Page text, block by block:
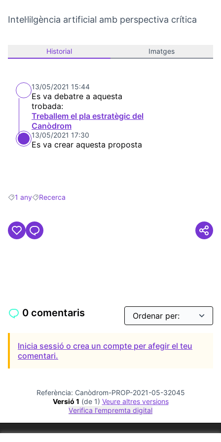
Intel·lilgència artificial amb perspectiva crítica
Historial Imatges
13/05/2021 15:44
Es va debatre a aquesta
trobada:
Treballem el pla estratègic del
Canòdrom
13/05/2021 17:30
Es va crear aquesta proposta
Resultats en filtrar per: 1 any
1 anyResultats en filtrar per: Recerca
Recerca
0 comentaris
Inicia sessió o crea un compte per afegir el teu
comentari.
Referència: Canòdrom-PROP-2021-05-32045
Versió 1 (de 1)
veure altres versions
Verifica l'empremta digital